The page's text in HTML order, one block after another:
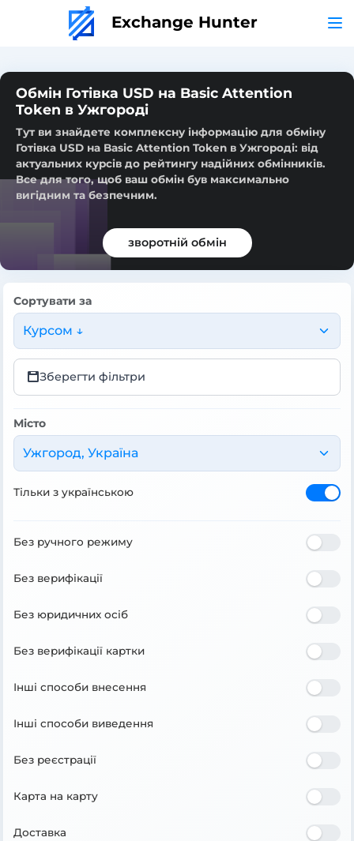
Exchange Hunter
Обмін Готівка USD на Basic Attention
Token в Ужгороді
Тут ви знайдете комплексну інформацію для обміну
Готівка USD на Basic Attention Token в Ужгороді: від
актуальних курсів до рейтингу надійних обмінників.
Все для того, щоб ваш обмін був максимально
вигідним та безпечним.
зворотній обмін
Сортувати за
Курсом ↓
Зберегти фільтри
Місто
Ужгород, Україна
Тільки з українською
Без ручного режиму
Без верифікації
Без юридичних осіб
Без верифікації картки
Інші способи внесення
Інші способи виведення
Без реєстрації
Карта на карту
Доставка